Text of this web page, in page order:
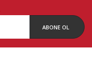
ABONE OL